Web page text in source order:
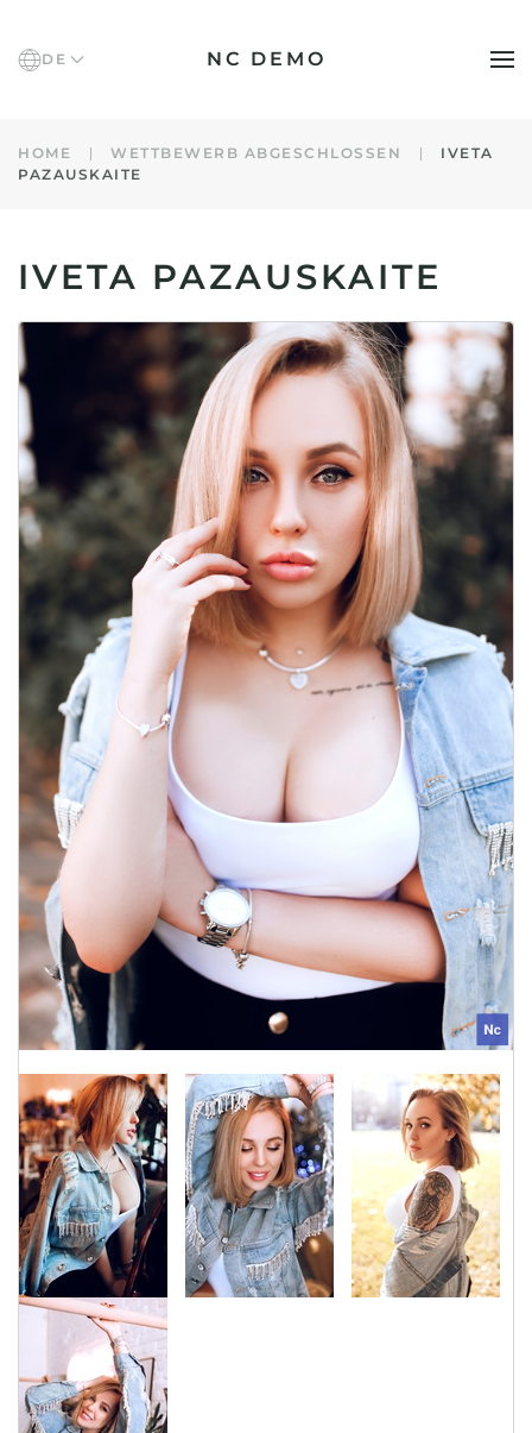
Zum Hauptinhalt springen
DE NC DEMO
HOME WETTBEWERB ABGESCHLOSSEN
IVETA
PAZAUSKAITE
IVETA PAZAUSKAITE